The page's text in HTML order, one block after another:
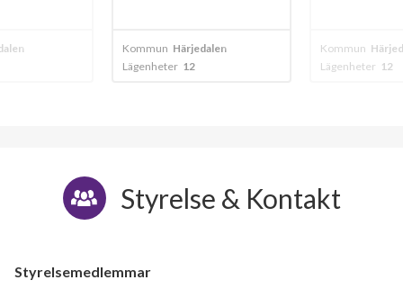
Kommun Härjedalen
Lägenheter 12
Kommun
Lägenheter 12
Styrelse & Kontakt
Styrelsemedlemmar